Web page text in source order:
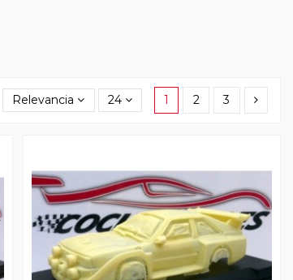
Relevancia 24 1 2 3